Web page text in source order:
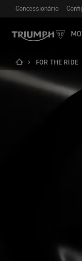
Concessionário
FOR THE RIDE